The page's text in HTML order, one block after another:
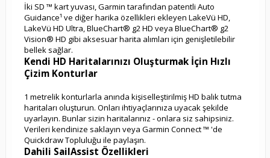
İki SD ™ kart yuvası, Garmin tarafından patentli Auto
Guidance¹ ve diğer harika özellikleri ekleyen LakeVü HD,
LakeVü HD Ultra, BlueChart® g2 HD veya BlueChart® g2
Vision® HD gibi aksesuar harita alımları için genişletilebilir
bellek sağlar.
Kendi HD Haritalarınızı Oluşturmak İçin Hızlı
Çizim Konturlar
1 metrelik konturlarla anında kişiselleştirilmiş HD balık tutma
haritaları oluşturun. Onları ihtiyaçlarınıza uyacak şekilde
uyarlayın. Bunlar sizin haritalarınız - onlara siz sahipsiniz.
Verileri kendinize saklayın veya Garmin Connect ™ 'de
Quickdraw Topluluğu ile paylaşın.
Dahili SailAssist Özellikleri